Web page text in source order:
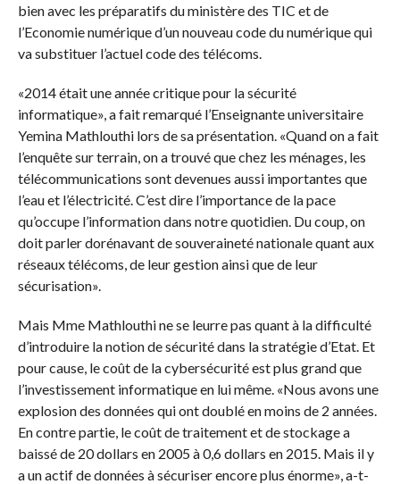
bien avec les préparatifs du ministère des TIC et de
l’Economie numérique d’un nouveau code du numérique qui
va substituer l’actuel code des télécoms.
«2014 était une année critique pour la sécurité
informatique», a fait remarqué l’Enseignante universitaire
Yemina Mathlouthi lors de sa présentation. «Quand on a fait
l’enquête sur terrain, on a trouvé que chez les ménages, les
télécommunications sont devenues aussi importantes que
l’eau et l’électricité. C’est dire l’importance de la pace
qu’occupe l’information dans notre quotidien. Du coup, on
doit parler dorénavant de souveraineté nationale quant aux
réseaux télécoms, de leur gestion ainsi que de leur
sécurisation».
Mais Mme Mathlouthi ne se leurre pas quant à la difficulté
d’introduire la notion de sécurité dans la stratégie d’Etat. Et
pour cause, le coût de la cybersécurité est plus grand que
l’investissement informatique en lui même. «Nous avons une
explosion des données qui ont doublé en moins de 2 années.
En contre partie, le coût de traitement et de stockage a
baissé de 20 dollars en 2005 à 0,6 dollars en 2015. Mais il y
a un actif de données à sécuriser encore plus énorme», a-t-